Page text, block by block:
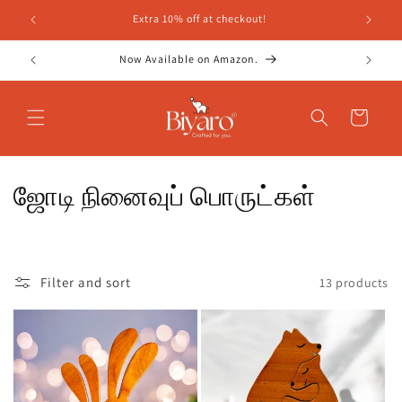
உள்ளடக்கத்திற்கு
செல்க
அனைத்து ஆர்டர்களுக்கும் ஷிப்பிங் இலவசம்!
Whatsapp Helpline- 7697076686
வண்டி
சே
ப்
பு
:
ஜோடி நினைவுப் பொருட்கள்
Filter and sort 13 products